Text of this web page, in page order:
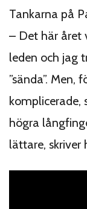
Tankarna på
– Det här året
leden och jag
”sända”.
komplicerade,
högra
lättare, skriver